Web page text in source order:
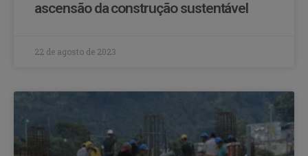
ascensão da construção sustentável
22 de agosto de 2023